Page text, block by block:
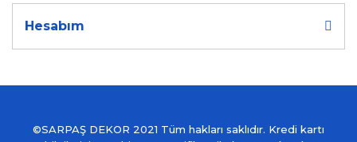
Hesabım
©SARPAŞ DEKOR 2021 Tüm hakları saklıdır. Kredi kartı